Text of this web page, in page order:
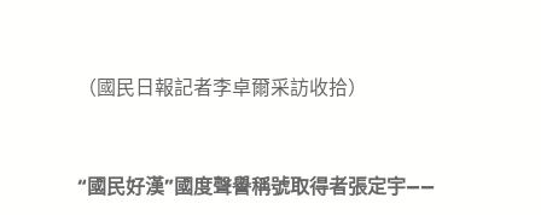
（國民日報記者李卓爾采訪收拾）
“國民好漢”國度聲譽稱號取得者張定宇——